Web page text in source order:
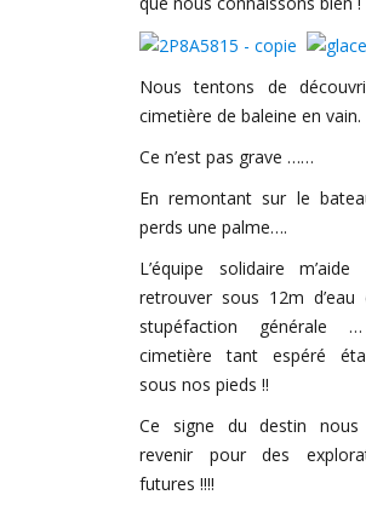
Nous tentons de
cimetière de baleine en vain.
Ce n’est pas grave ……
En remontant sur le
perds une palme….
L’équipe solidaire
retrouver sous 12m d’eau
stupéfaction générale
cimetière tant espéré
sous nos pieds !!
Ce signe du destin nous
revenir pour des
futures !!!!